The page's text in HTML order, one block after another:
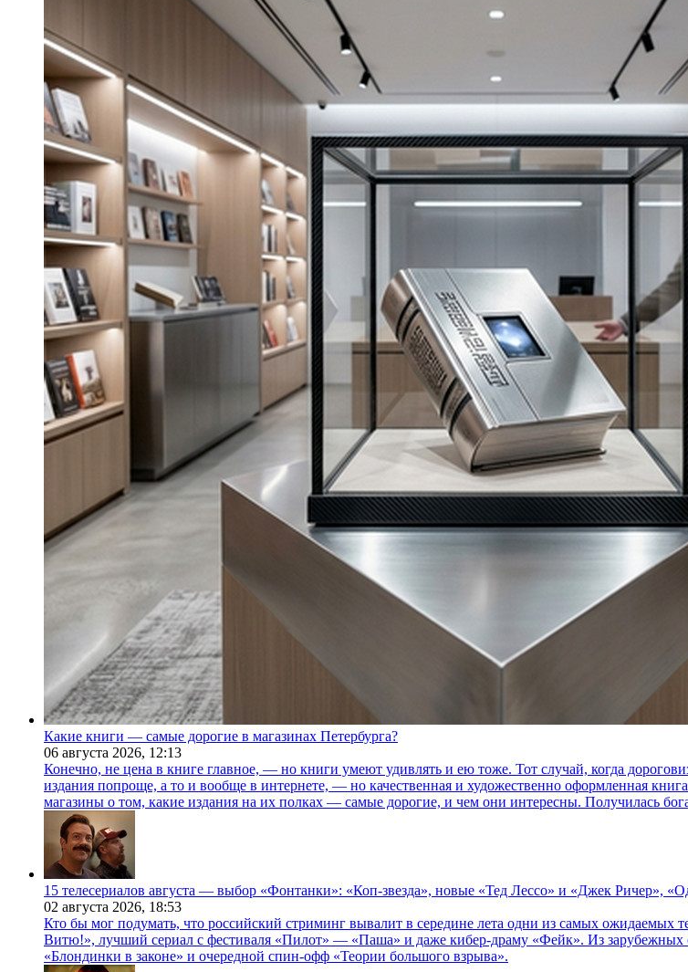
Какие книги — самые дорогие в магазинах Петербурга?
06 августа 2026, 12:13
Конечно, не цена в книге главное, — но книги умеют удивлять и ею тоже. Тот случай, когда
издания попроще, а то и вообще в интернете, — но качественная и художественно оформленная
магазины о том, какие издания на их полках — самые дорогие, и чем они интересны. Получилась
15 телесериалов августа — выбор «Фонтанки»: «Коп-звезда», новые «Тед Лессо» и «Джек Ричер»,
02 августа 2026, 18:53
Кто бы мог подумать, что российский стриминг вывалит в середине лета одни из самых ожидаемых
Витю!», лучший сериал с фестиваля «Пилот» — «Паша» и даже кибер-драму «Фейк». Из зарубежных
«Блондинки в законе» и очередной спин-офф «Теории большого взрыва».